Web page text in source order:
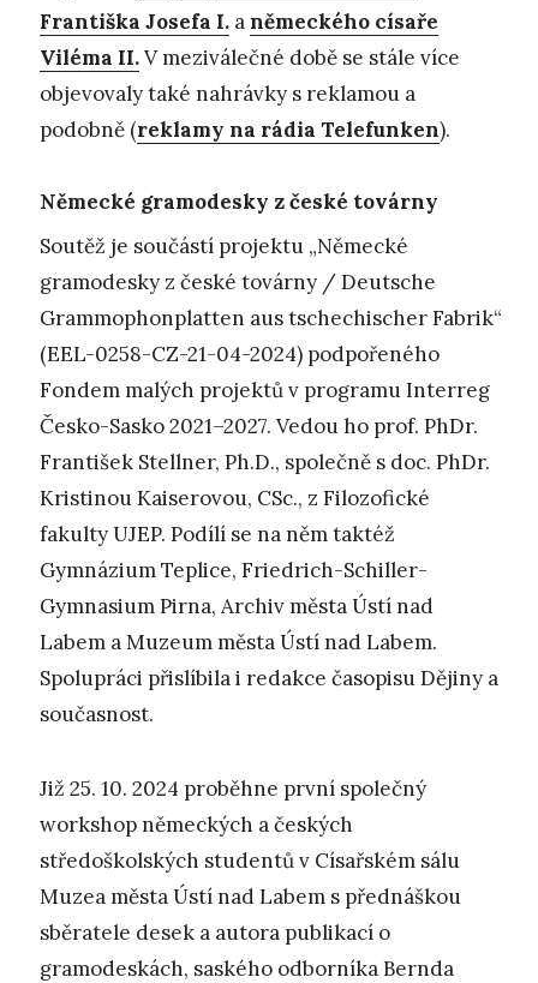
Františka Josefa I. aněmeckého císaře
Viléma II.V meziválečné době se stále více
objevovaly také nahrávky s reklamou a
podobně (reklamy na rádia Telefunken).
Německé gramodesky z české továrny
Soutěž je součástí projektu „Německé
gramodesky z české továrny / Deutsche
Grammophonplatten aus tschechischer Fabrik“
(EEL-0258-CZ-21-04-2024) podpořeného
Fondem malých projektů v programu Interreg
Česko-Sasko 2021–2027. Vedou ho prof. PhDr.
František Stellner, Ph.D., společně s doc. PhDr.
Kristinou Kaiserovou, CSc., z Filozofické
fakulty UJEP. Podílí se na něm taktéž
Gymnázium Teplice, Friedrich-Schiller-
Gymnasium Pirna, Archiv města Ústí nad
Labem a Muzeum města Ústí nad Labem.
Spolupráci přislíbila i redakce časopisu Dějiny a
současnost.
Již 25. 10. 2024 proběhne první společný
workshop německých a českých
středoškolských studentů v Císařském sálu
Muzea města Ústí nad Labem s přednáškou
sběratele desek a autora publikací o
gramodeskách, saského odborníka Bernda